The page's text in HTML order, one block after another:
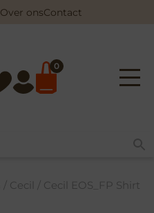
Over onsContact
0
/ Cecil / Cecil EOS_FP Shirt